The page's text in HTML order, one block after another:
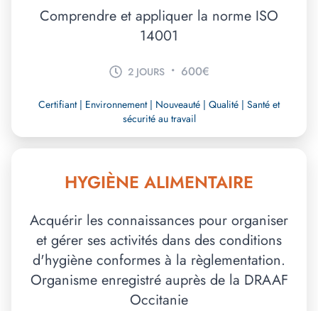
Comprendre et appliquer la norme ISO
14001
2 JOURS • 600€
Certifiant | Environnement | Nouveauté | Qualité | Santé et
sécurité au travail
HYGIÈNE ALIMENTAIRE
Acquérir les connaissances pour organiser
et gérer ses activités dans des conditions
d'hygiène conformes à la règlementation.
Organisme enregistré auprès de la DRAAF
Occitanie